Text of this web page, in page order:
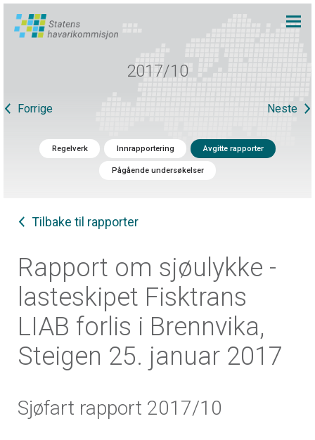
2017/10
Forrige Neste
Regelverk Innrapportering Avgitte rapporter
Pågående undersøkelser
Tilbake til rapporter
Rapport om sjøulykke -
lasteskipet Fisktrans
LIAB forlis i Brennvika,
Steigen 25. januar 2017
Sjøfart rapport 2017/10